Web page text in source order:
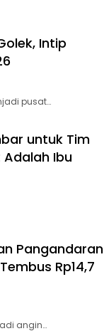
Intip
pusat…
untuk Tim
Adalah Ibu
Pangandaran
Rp14,7
angin…